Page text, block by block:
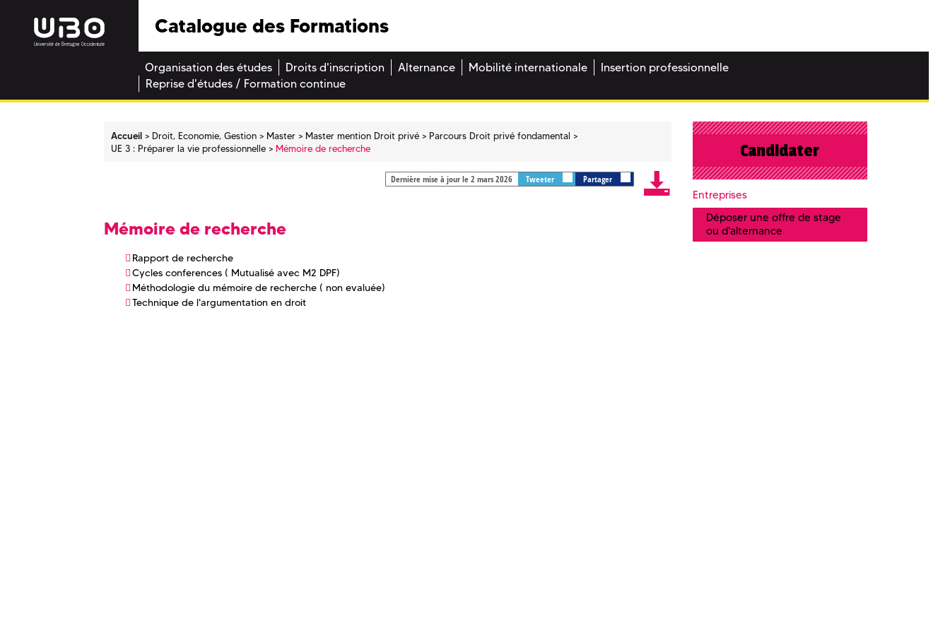
Catalogue des Formations
Organisation des études Droits d'inscription Alternance Mobilité internationale
Insertion professionnelle
Reprise d'études / Formation continue
Accueil Droit, Economie, Gestion Master Master mention Droit privé
Parcours Droit privé fondamental
UE 3 : Préparer la vie professionnelle
Mémoire de recherche
Dernière mise à jour le 2 mars 2026 Tweeter Partager
Mémoire de recherche
Rapport de recherche
Cycles conferences ( Mutualisé avec M2 DPF)
Méthodologie du mémoire de recherche ( non evaluée)
Technique de l'argumentation en droit
Candidater
Entreprises
Déposer une offre de stage
ou d'alternance